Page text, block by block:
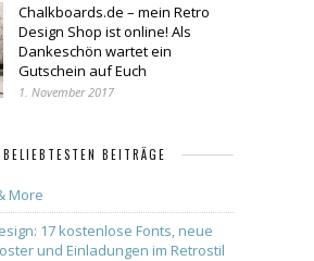
Chalkboards.de – mein Retro
Design Shop ist online! Als
Dankeschön wartet ein
Gutschein auf Euch
1. November 2017
BEITRÄGE
More
17 kostenlose Fonts, neue
und Einladungen im Retrostil